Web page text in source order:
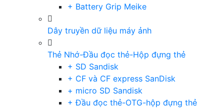
+ Battery Grip Meike
Dây truyền dữ liệu máy ảnh
Thẻ Nhớ-Đầu đọc thẻ-Hộp đựng thẻ
+ SD Sandisk
+ CF và CF express SanDisk
+ micro SD Sandisk
+ Đầu đọc thẻ-OTG-hộp đựng thẻ